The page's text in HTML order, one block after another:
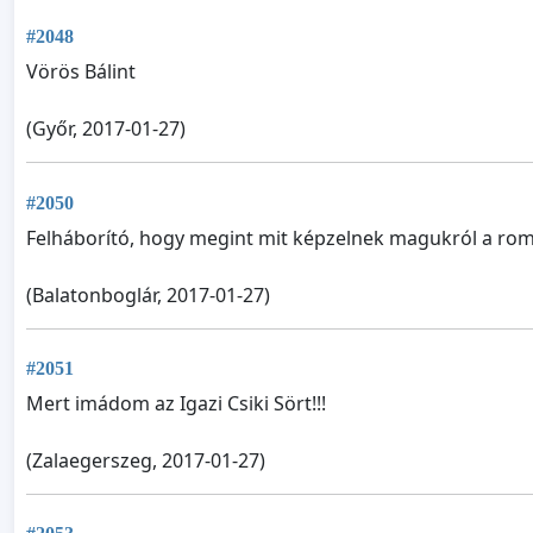
#2048
Vörös Bálint
(Győr, 2017-01-27)
#2050
Felháborító, hogy megint mit képzelnek magukról a
(Balatonboglár, 2017-01-27)
#2051
Mert imádom az Igazi Csiki Sört!!!
(Zalaegerszeg, 2017-01-27)